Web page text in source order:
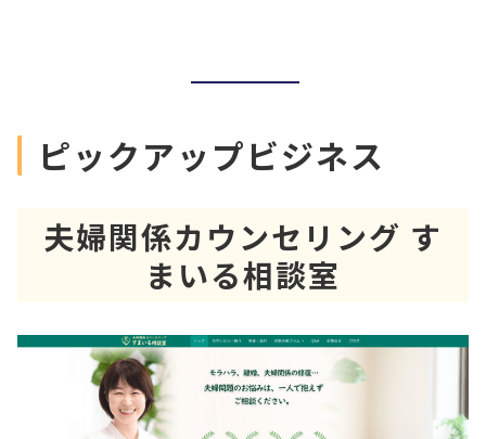
ピックアップビジネス
夫婦関係カウンセリング す
まいる相談室